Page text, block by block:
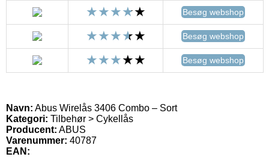
Besøg webshop
Besøg webshop
Besøg webshop
Navn: Abus Wirelås 3406 Combo – Sort
Kategori: Tilbehør > Cykellås
Producent: ABUS
Varenummer: 40787
EAN: